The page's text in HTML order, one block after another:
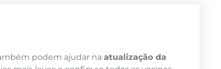
podem ajudar na atualização da